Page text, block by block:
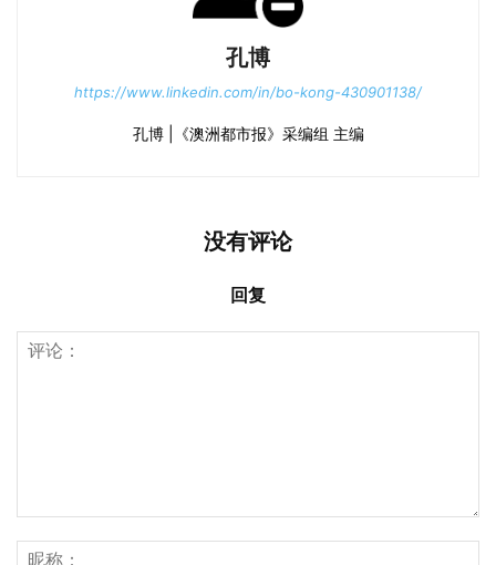
孔博
https://www.linkedin.com/in/bo-kong-430901138/
孔博 |《澳洲都市报》采编组 主编
没有评论
回复